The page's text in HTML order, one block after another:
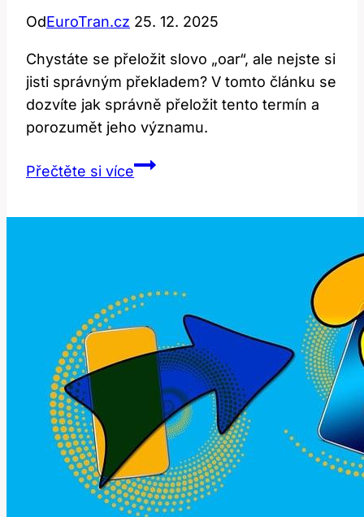
OdEuroTran.cz 25. 12. 2025
Chystáte se přeložit slovo „oar“, ale nejste si
jisti správným překladem? V tomto článku se
dozvíte jak správně přeložit tento termín a
porozumět jeho významu.
Přečtěte si víceOar: